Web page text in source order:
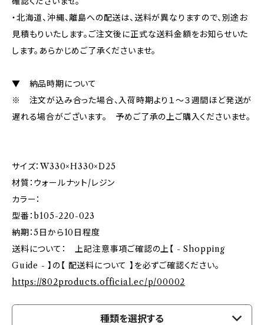
・北海道、沖縄、離島への配送は、送料が異なりますので、別途お
見積もりいたします。ご注文後に正式な送料金額をお知らせいた
します。あらかじめご了承くださいませ。
▼ 納品時期について
※ 注文が込み合った場合、入荷時期より１～３週間ほど発送が
遅れる場合がございます。 予めご了承の上ご購入くださいませ。
サイズ：W330×H330×D25
材質：ウォールナット/レジン
カラー：
型番：b105-220-023
納期：5日から10日程度
送料について： 上記注意事項ご確認の上【 - Shopping
Guide - 】の【 配送料について 】を必ずご確認ください。
https://802products.official.ec/p/00002
種類を選択する